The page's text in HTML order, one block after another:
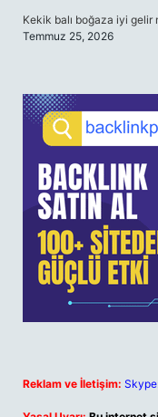
Kekik balı boğaza iyi gelir
Temmuz 25, 2026
Reklam ve İletişim: